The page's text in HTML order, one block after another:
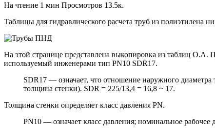
На чтение 1 мин Просмотров 13.5к.
Таблицы для гидравлического расчета труб из
На этой странице представлена выкопировка из таблиц
используемый инженерами тип PN10 SDR17.
SDR17 — означает, что отношение наружного
толщина стенки). SDR = 225/13,4 = 16,8 ~ 17.
Толщина стенки определяет класс давления PN.
PN10 — означает класс давления; номинальное рабочее